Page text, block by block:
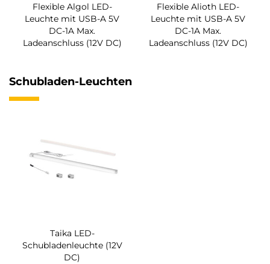
Flexible Algol LED-
Leuchte mit USB-A 5V
DC-1A Max.
Ladeanschluss (12V DC)
Flexible Alioth LED-
Leuchte mit USB-A 5V
DC-1A Max.
Ladeanschluss (12V DC)
Schubladen-Leuchten
Taika LED-
Schubladenleuchte (12V
DC)